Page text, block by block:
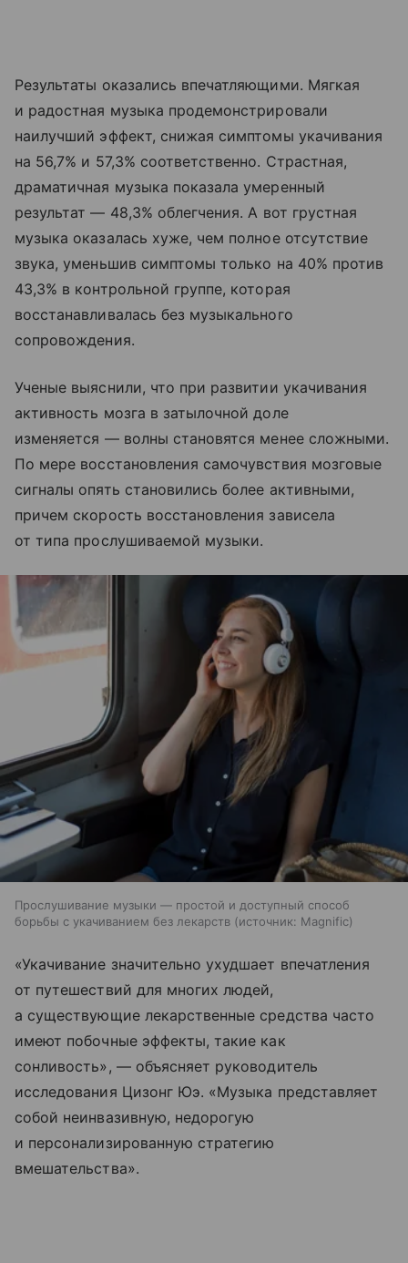
Результаты оказались впечатляющими. Мягкая
и радостная музыка продемонстрировали
наилучший эффект, снижая симптомы укачивания
на 56,7% и 57,3% соответственно. Страстная,
драматичная музыка показала умеренный
результат — 48,3% облегчения. А вот грустная
музыка оказалась хуже, чем полное отсутствие
звука, уменьшив симптомы только на 40% против
43,3% в контрольной группе, которая
восстанавливалась без музыкального
сопровождения.
Ученые выяснили, что при развитии укачивания
активность мозга в затылочной доле
изменяется — волны становятся менее сложными.
По мере восстановления самочувствия мозговые
сигналы опять становились более активными,
причем скорость восстановления зависела
от типа прослушиваемой музыки.
Прослушивание музыки — простой и доступный способ
борьбы с укачиванием без лекарств
источник: Magnific
«Укачивание значительно ухудшает впечатления
от путешествий для многих людей,
а существующие лекарственные средства часто
имеют побочные эффекты, такие как
сонливость», — объясняет руководитель
исследования Цизонг Юэ. «Музыка представляет
собой неинвазивную, недорогую
и персонализированную стратегию
вмешательства».